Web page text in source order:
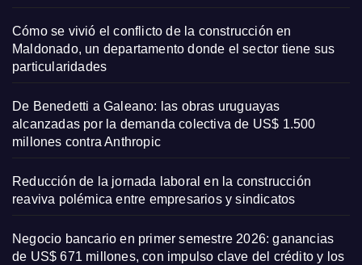
Cómo se vivió el conflicto de la construcción en
Maldonado, un departamento donde el sector tiene sus
particularidades
De Benedetti a Galeano: las obras uruguayas
alcanzadas por la demanda colectiva de US$ 1.500
millones contra Anthropic
Reducción de la jornada laboral en la construcción
reaviva polémica entre empresarios y sindicatos
Negocio bancario en primer semestre 2026: ganancias
de US$ 671 millones, con impulso clave del crédito y los